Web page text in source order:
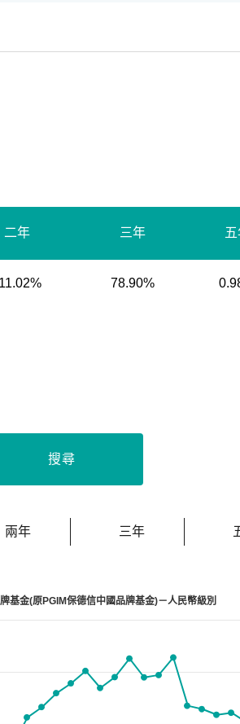
二年 三年
78.90%
搜尋
兩年 三年
基金(原PGIM保德信中國品牌基金)－人民幣級別